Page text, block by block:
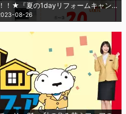
★期限迫る！！8/31(木)まで！！★『夏の1dayリフォームキャンペーン』
08-26